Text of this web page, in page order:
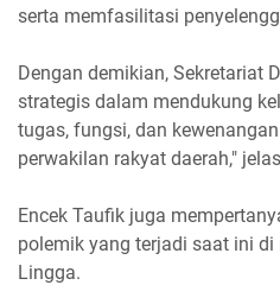
serta memfasilitasi
Dengan demikian, Sekretariat
strategis dalam mendukung
tugas, fungsi, dan
perwakilan rakyat daerah,"
Encek Taufik juga
polemik yang terjadi saat ini di
Lingga.